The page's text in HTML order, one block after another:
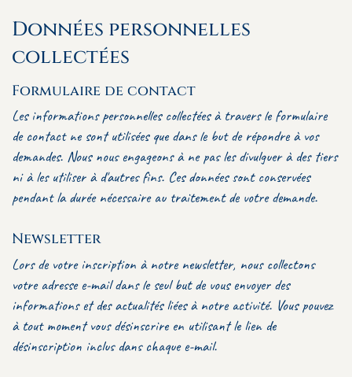
Données personnelles
collectées
Formulaire de contact
Les informations personnelles collectées à travers le formulaire
de contact ne sont utilisées que dans le but de répondre à vos
demandes. Nous nous engageons à ne pas les divulguer à des tiers
ni à les utiliser à d'autres fins. Ces données sont conservées
pendant la durée nécessaire au traitement de votre demande.
Newsletter
Lors de votre inscription à notre newsletter, nous collectons
votre adresse e-mail dans le seul but de vous envoyer des
informations et des actualités liées à notre activité. Vous pouvez
à tout moment vous désinscrire en utilisant le lien de
désinscription inclus dans chaque e-mail.